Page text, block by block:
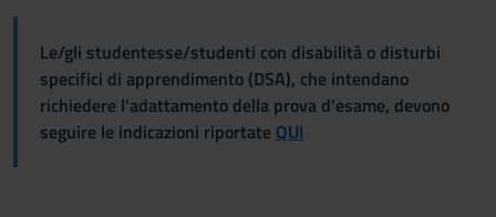
Le/gli studentesse/studenti con disabilità o disturbi
specifici di apprendimento (DSA), che intendano
richiedere l'adattamento della prova d'esame, devono
seguire le indicazioni riportate QUI